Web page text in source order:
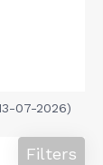
07-2026)
Filters